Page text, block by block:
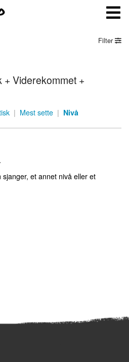
Filter
Viderekommet +
| Mest sette | Nivå
et annet nivå eller et